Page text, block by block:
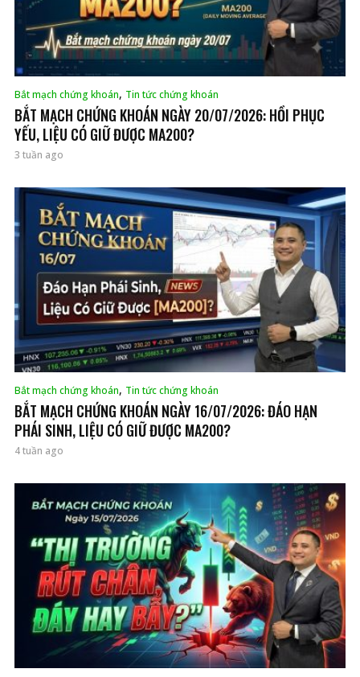
Bắt mạch chứng khoán, Tin tức chứng khoán
BẮT MẠCH CHỨNG KHOÁN NGÀY 20/07/2026: HỒI PHỤC
YẾU, LIỆU CÓ GIỮ ĐƯỢC MA200?
3 tuần ago
Bắt mạch chứng khoán, Tin tức chứng khoán
BẮT MẠCH CHỨNG KHOÁN NGÀY 16/07/2026: ĐÁO HẠN
PHÁI SINH, LIỆU CÓ GIỮ ĐƯỢC MA200?
4 tuần ago